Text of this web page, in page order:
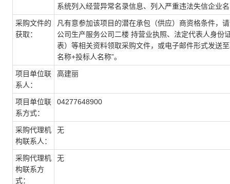
系统列入经营异常名录信息、列入严重违法失信企业
采购文件的
获取：
凡有意参加该项目的潜在承包（供应）商资格条件，
公司生产服务公司二楼 持营业执照、法定代表人身份
表）等相关资料领取采购文件，或电子邮件形式发送
名称+投标人名称”。
项目单位联
系人：
高建丽
项目单位联
系方式：
04277648900
采购代理机
构联系人：
无
采购代理机
构联系方
式：
无